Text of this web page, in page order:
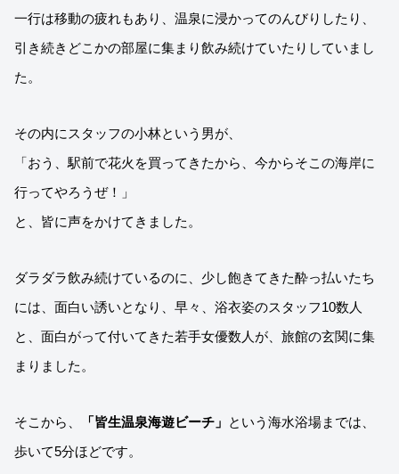
一行は移動の疲れもあり、温泉に浸かってのんびりしたり、
引き続きどこかの部屋に集まり飲み続けていたりしていまし
た。
その内にスタッフの小林という男が、
「おう、駅前で花火を買ってきたから、今からそこの海岸に
行ってやろうぜ！」
と、皆に声をかけてきました。
ダラダラ飲み続けているのに、少し飽きてきた酔っ払いたち
には、面白い誘いとなり、早々、浴衣姿のスタッフ10数人
と、面白がって付いてきた若手女優数人が、旅館の玄関に集
まりました。
そこから、 「皆生温泉海遊ビーチ」 という海水浴場までは、
歩いて5分ほどです。